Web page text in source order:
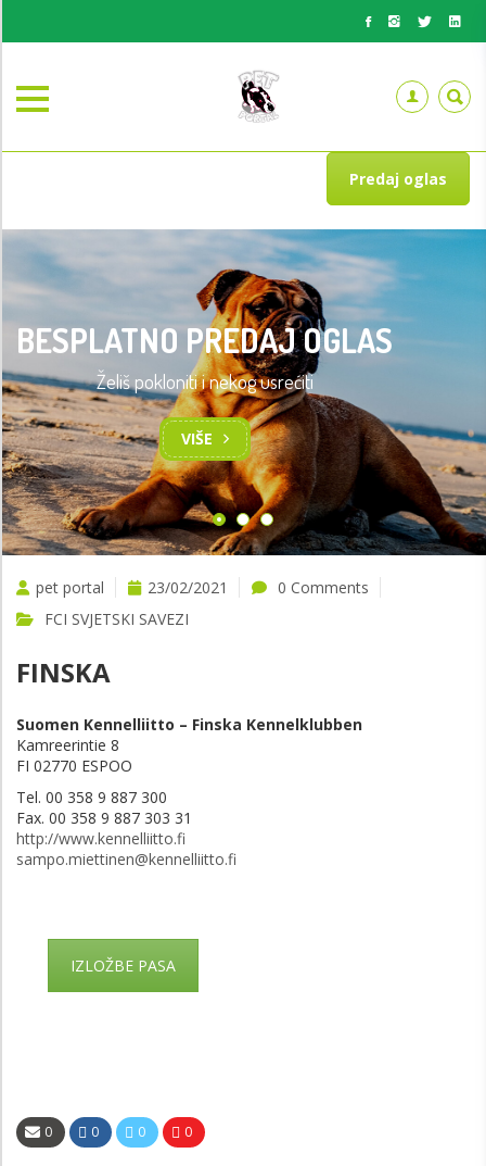
Predaj oglas
BESPLATNO PREDAJ OGLAS
Želiš pokloniti i nekog usrećiti
VIŠE
pet portal 23/02/2021
0 Comments
FCI SVJETSKI SAVEZI
FINSKA
Suomen Kennelliitto – Finska Kennelklubben
Kamreerintie 8
FI 02770 ESPOO
Tel. 00 358 9 887 300
Fax. 00 358 9 887 303 31
http://www.kennelliitto.fi
sampo.miettinen@kennelliitto.fi
IZLOŽBE PASA
0 0 0 0